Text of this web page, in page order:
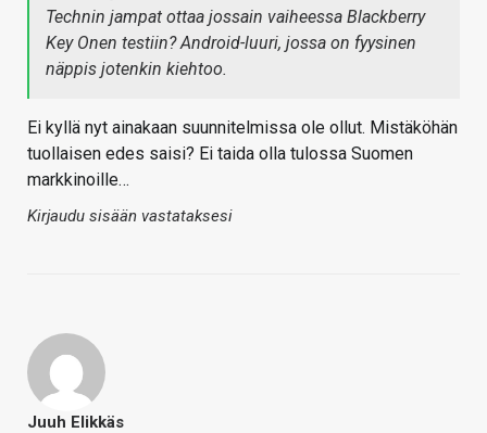
Technin jampat ottaa jossain vaiheessa Blackberry
Key Onen testiin? Android-luuri, jossa on fyysinen
näppis jotenkin kiehtoo.
Ei kyllä nyt ainakaan suunnitelmissa ole ollut. Mistäköhän
tuollaisen edes saisi? Ei taida olla tulossa Suomen
markkinoille…
Kirjaudu sisään vastataksesi
Juuh Elikkäs